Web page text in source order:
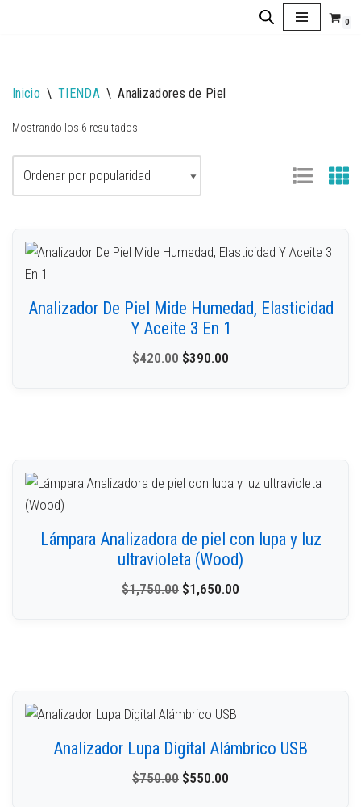
contenido
0
Inicio \ TIENDA \ Analizadores de Piel
Mostrando los 6 resultados
Analizador De Piel Mide Humedad, Elasticidad
Y Aceite 3 En 1
$420.00 $390.00
Lámpara Analizadora de piel con lupa y luz
ultravioleta (Wood)
$1,750.00 $1,650.00
Analizador Lupa Digital Alámbrico USB
$750.00 $550.00